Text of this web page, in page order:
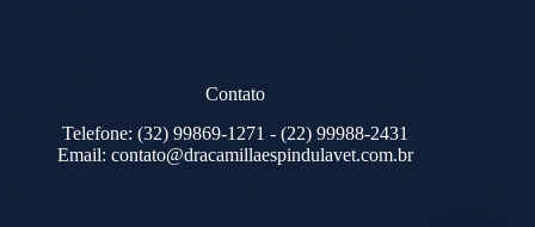
Contato
Telefone: (32) 99869-1271 - (22) 99988-2431
Email:contato@dracamillaespindulavet.com.br